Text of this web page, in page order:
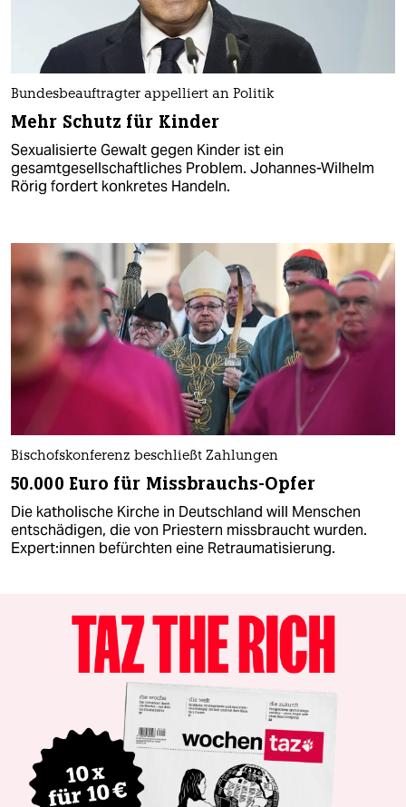
Bundesbeauftragter appelliert an Politik
Mehr Schutz für Kinder
Sexualisierte Gewalt gegen Kinder ist ein
gesamtgesellschaftliches Problem. Johannes-Wilhelm
Rörig fordert konkretes Handeln.
Bischofskonferenz beschließt Zahlungen
50.000 Euro für Missbrauchs-Opfer
Die katholische Kirche in Deutschland will Menschen
entschädigen, die von Priestern missbraucht wurden.
Expert:innen befürchten eine Retraumatisierung.